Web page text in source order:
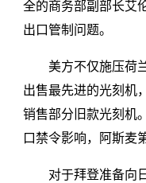
全的商务部副部长艾
出口管制问题。
美方不仅施压荷
出售最先进的光刻机
销售部分旧款光刻机
口禁令影响，阿斯麦
对于拜登准备向